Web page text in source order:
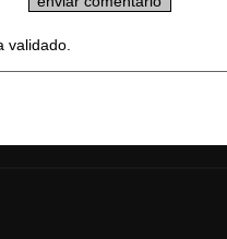
validado.